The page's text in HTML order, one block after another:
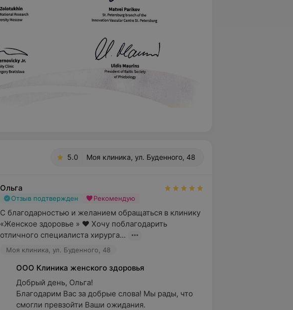
5.0 Моя клиника, ул. Буденного, 48
Ольга
Отзыв подтвержден Рекомендую
С благодарностью и желанием обращаться в клинику
«Женское здоровье » ❤️ Хочу поблагодарить
отличного специалиста хирурга...
Моя клиника, ул. Буденного, 48
ООО Клиника женского здоровья
Добрый день, Ольга!
Благодарим Вас за добрые слова! Мы рады, что
смогли превзойти Ваши ожидания.